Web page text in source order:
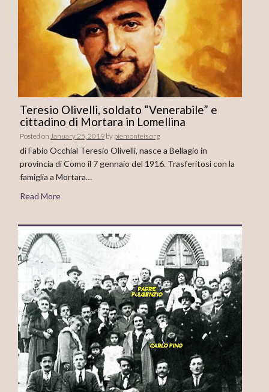
Teresio Olivelli, soldato “Venerabile” e
cittadino di Mortara in Lomellina
Posted on January 25, 2019 by piemonteis.org
di Fabio Occhial Teresio Olivelli, nasce a Bellagio in
provincia di Como il 7 gennaio del 1916. Trasferitosi con la
famiglia a Mortara…
Read More